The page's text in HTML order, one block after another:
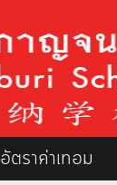
อัตราค่าเทอม